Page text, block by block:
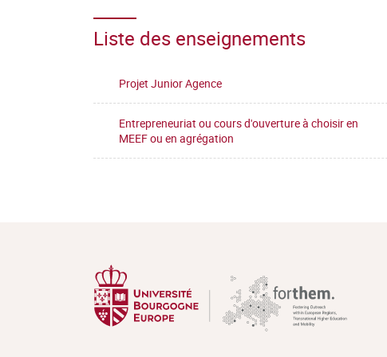
Liste des enseignements
Projet Junior Agence
Entrepreneuriat ou cours d'ouverture à choisir en
MEEF ou en agrégation